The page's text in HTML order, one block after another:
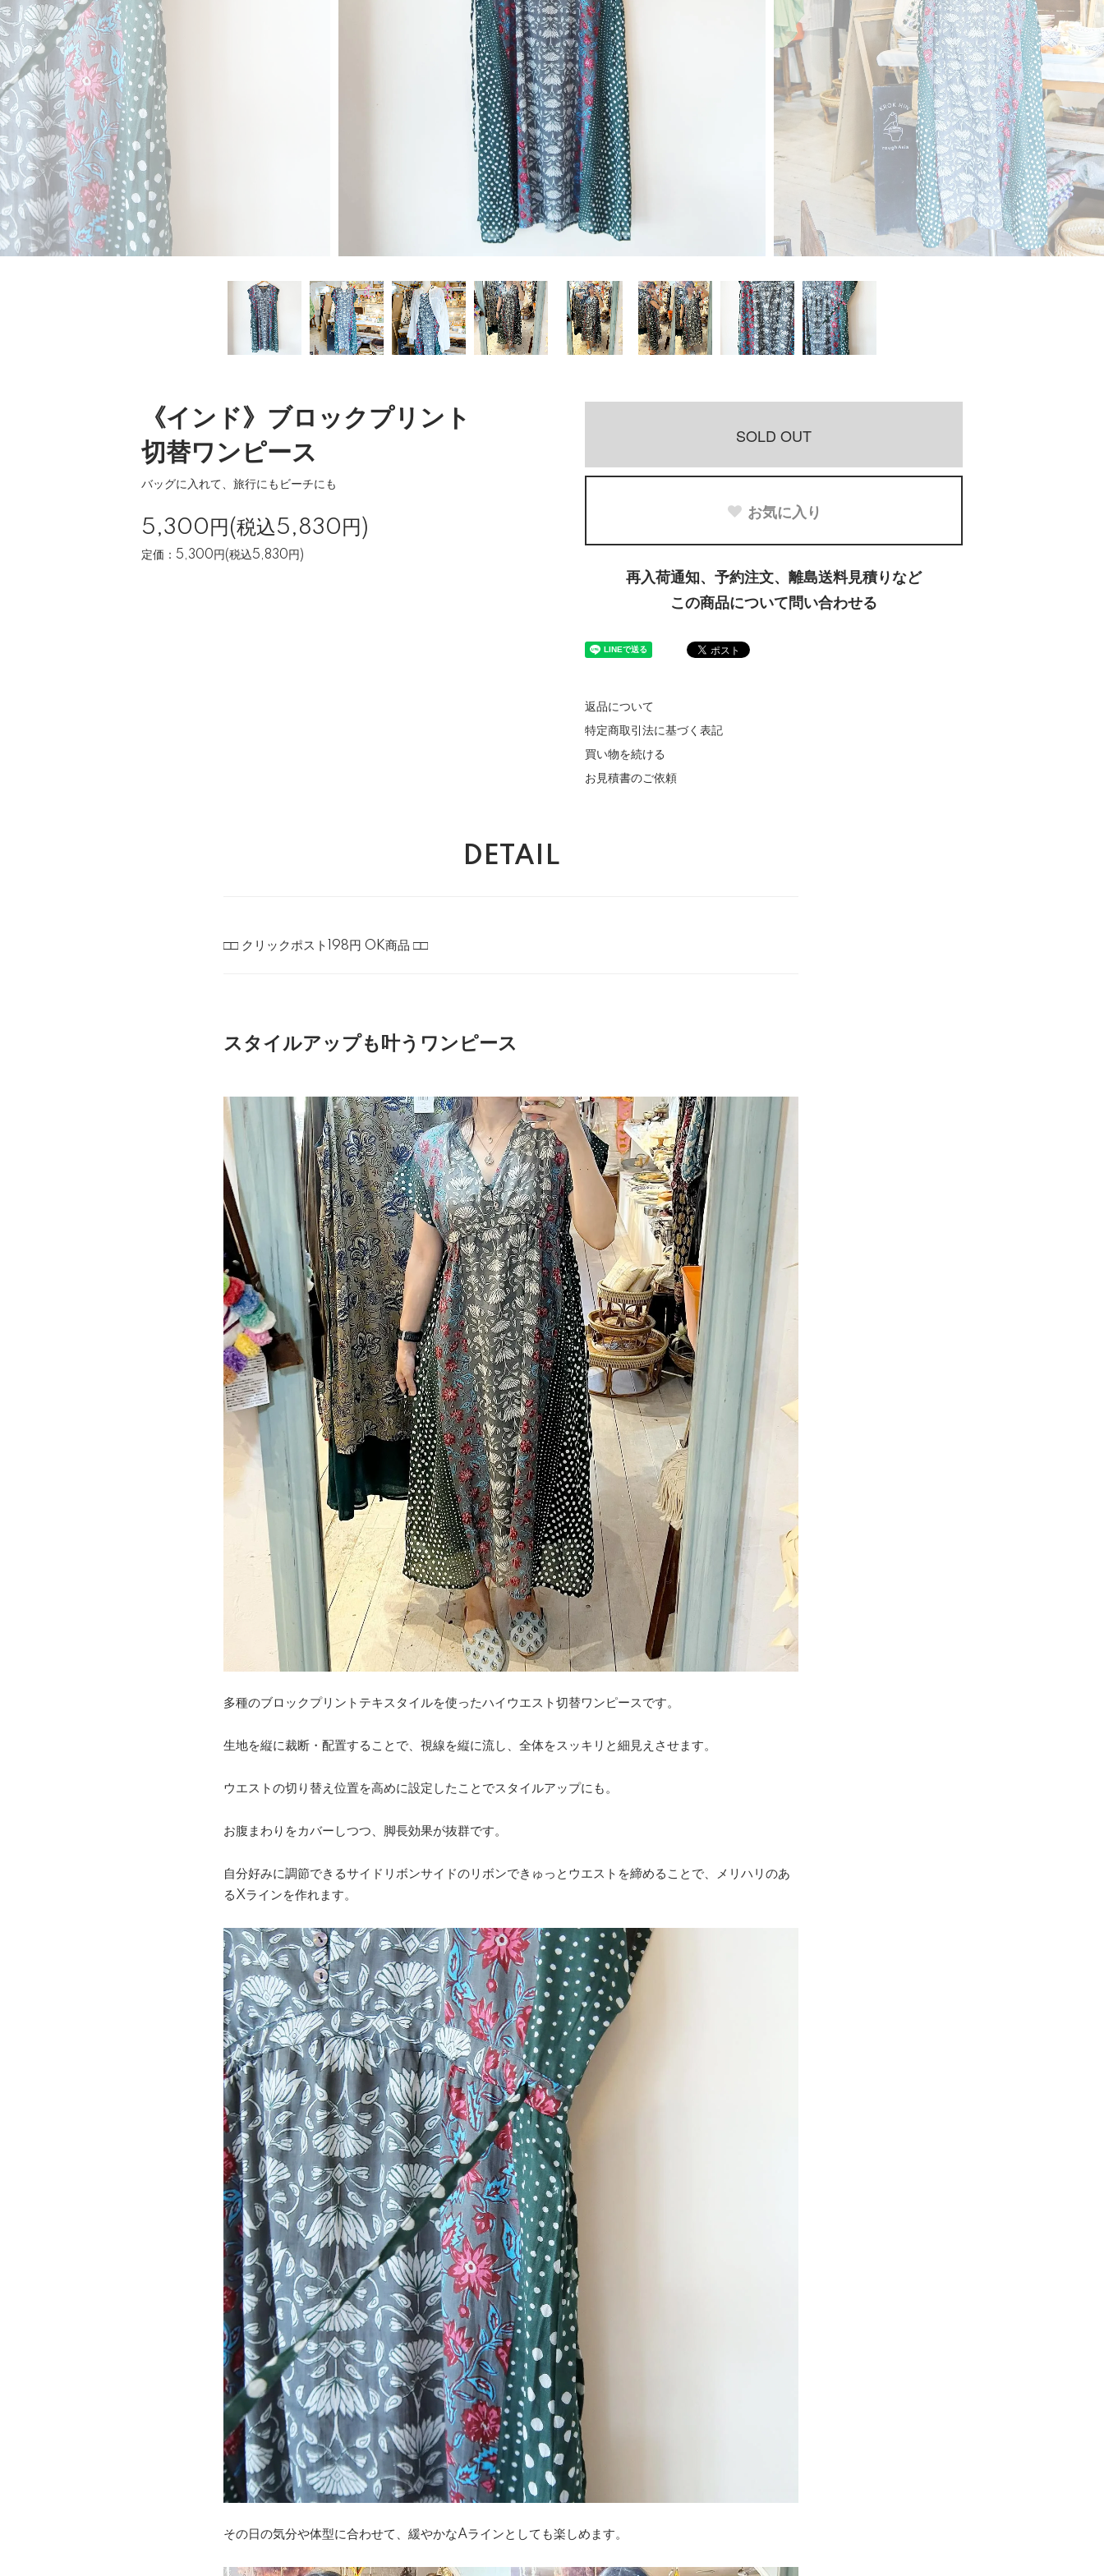
《インド》ブロックプリント
切替ワンピース
バッグに入れて、旅行にもビーチにも
5,300円(税込5,830円)
定価：5,300円(税込5,830円)
SOLD OUT
お気に入り
再入荷通知、予約注文、離島送料見積りなど
この商品について問い合わせる
返品について
特定商取引法に基づく表記
買い物を続ける
お見積書のご依頼
DETAIL
□□ クリックポスト198円 OK商品 □□
スタイルアップも叶うワンピース
多種のブロックプリントテキスタイルを使ったハイウエスト切替ワンピースです。
生地を縦に裁断・配置することで、視線を縦に流し、全体をスッキリと細見えさせます。
ウエストの切り替え位置を高めに設定したことでスタイルアップにも。
お腹まわりをカバーしつつ、脚長効果が抜群です。
自分好みに調節できるサイドリボンサイドのリボンできゅっとウエストを締めることで、メリハリのあ
るXラインを作れます。
その日の気分や体型に合わせて、緩やかなAラインとしても楽しめます。